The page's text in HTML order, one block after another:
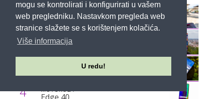
mogu se kontrolirati i konfigurirati u vašem
web pregledniku. Nastavkom pregleda web
stranice slažete se s korištenjem kolačića.
Više informacija
U redu!
1 Razr 40 Ultra
2 APPLE
TEST: iPhone 15 Pro Max
HONOR Magic5 Pro
4 MOTOROLA